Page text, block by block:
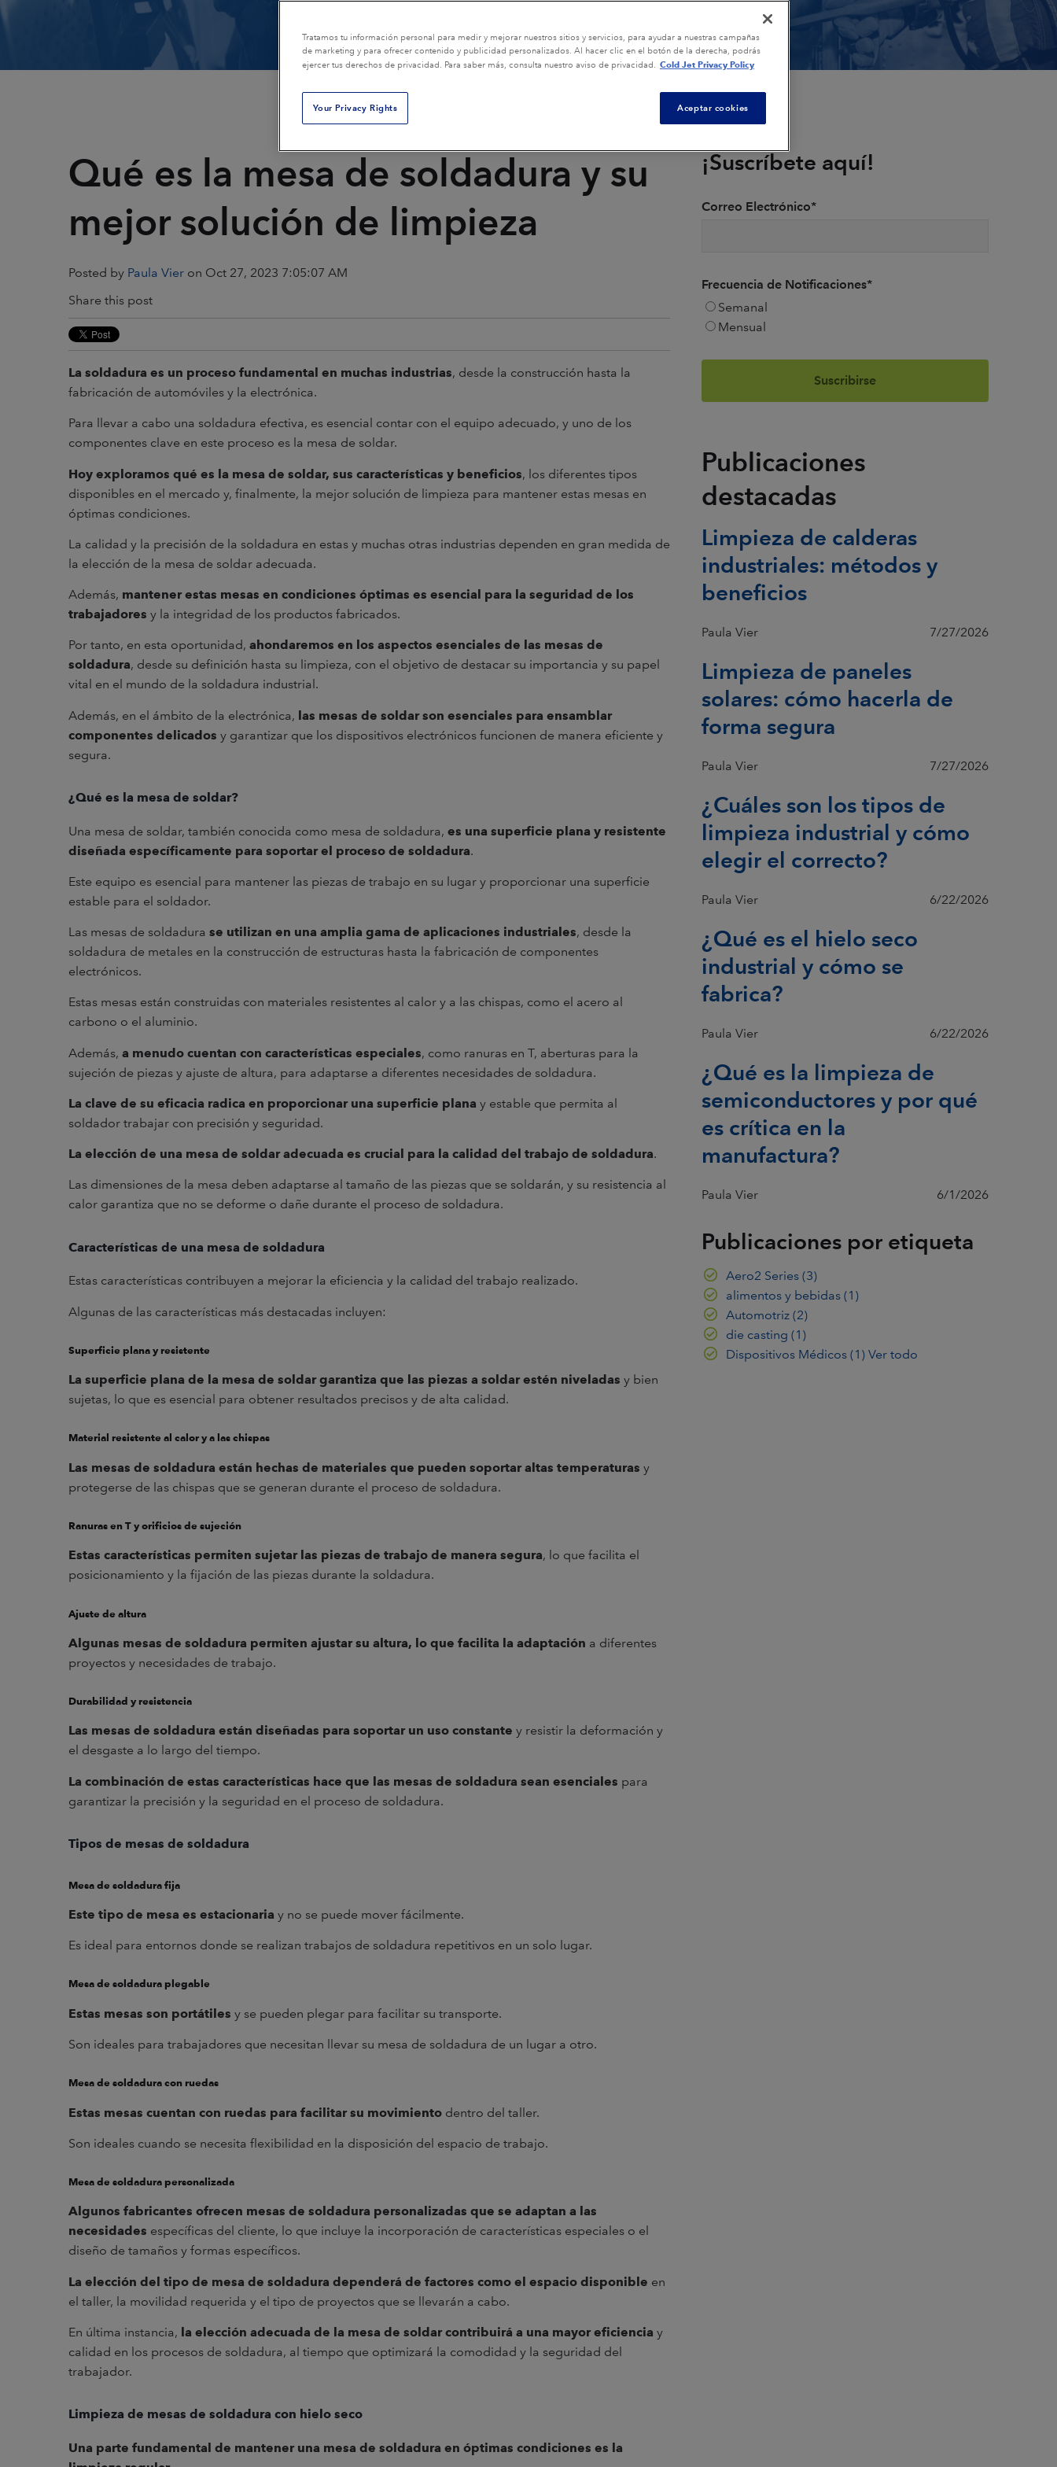
Plásticos & Composites Generación de Energía
Caucho & Llantas
Textiles
Limpieza de Core Boxes
Limpieza General de
Remediación
Qué es la mesa de soldadura y su
mejor solución de limpieza
Posted by Paula Vier on Oct 27, 2023 7:05:07 AM
Share this post
La soldadura es un proceso fundamental en muchas industrias, desde la construcción hasta la
fabricación de automóviles y la electrónica.
Para llevar a cabo una soldadura efectiva, es esencial contar con el equipo adecuado, y uno de los
componentes clave en este proceso es la mesa de soldar.
Hoy exploramos qué es la mesa de soldar, sus características y beneficios, los diferentes tipos
disponibles en el mercado y, finalmente, la mejor solución de limpieza para mantener estas mesas en
óptimas condiciones.
La calidad y la precisión de la soldadura en estas y muchas otras industrias dependen en gran medida de
la elección de la mesa de soldar adecuada.
Además, mantener estas mesas en condiciones óptimas es esencial para la seguridad de los
trabajadores y la integridad de los productos fabricados.
Por tanto, en esta oportunidad, ahondaremos en los aspectos esenciales de las mesas de
soldadura, desde su definición hasta su limpieza, con el objetivo de destacar su importancia y su papel
vital en el mundo de la soldadura industrial.
Además, en el ámbito de la electrónica, las mesas de soldar son esenciales para ensamblar
componentes delicados y garantizar que los dispositivos electrónicos funcionen de manera eficiente y
segura.
¿Qué es la mesa de soldar?
Una mesa de soldar, también conocida como mesa de soldadura, es una superficie plana y resistente
diseñada específicamente para soportar el proceso de soldadura.
Este equipo es esencial para mantener las piezas de trabajo en su lugar y proporcionar una superficie
estable para el soldador.
Las mesas de soldadura se utilizan en una amplia gama de aplicaciones industriales, desde la
soldadura de metales en la construcción de estructuras hasta la fabricación de componentes
electrónicos.
Estas mesas están construidas con materiales resistentes al calor y a las chispas, como el acero al
carbono o el aluminio.
Además, a menudo cuentan con características especiales, como ranuras en T, aberturas para la
sujeción de piezas y ajuste de altura, para adaptarse a diferentes necesidades de soldadura.
La clave de su eficacia radica en proporcionar una superficie plana y estable que permita al
soldador trabajar con precisión y seguridad.
La elección de una mesa de soldar adecuada es crucial para la calidad del trabajo de soldadura.
Las dimensiones de la mesa deben adaptarse al tamaño de las piezas que se soldarán, y su resistencia al
calor garantiza que no se deforme o dañe durante el proceso de soldadura.
Características de una mesa de soldadura
Estas características contribuyen a mejorar la eficiencia y la calidad del trabajo realizado.
Algunas de las características más destacadas incluyen:
Superficie plana y resistente
La superficie plana de la mesa de soldar garantiza que las piezas a soldar estén niveladas y bien
sujetas, lo que es esencial para obtener resultados precisos y de alta calidad.
Material resistente al calor y a las chispas
Las mesas de soldadura están hechas de materiales que pueden soportar altas temperaturas y
protegerse de las chispas que se generan durante el proceso de soldadura.
Ranuras en T y orificios de sujeción
Estas características permiten sujetar las piezas de trabajo de manera segura, lo que facilita el
posicionamiento y la fijación de las piezas durante la soldadura.
Ajuste de altura
Algunas mesas de soldadura permiten ajustar su altura, lo que facilita la adaptación a diferentes
proyectos y necesidades de trabajo.
Durabilidad y resistencia
Las mesas de soldadura están diseñadas para soportar un uso constante y resistir la deformación y
el desgaste a lo largo del tiempo.
La combinación de estas características hace que las mesas de soldadura sean esenciales para
garantizar la precisión y la seguridad en el proceso de soldadura.
Tipos de mesas de soldadura
Mesa de soldadura fija
Este tipo de mesa es estacionaria y no se puede mover fácilmente.
Es ideal para entornos donde se realizan trabajos de soldadura repetitivos en un solo lugar.
Mesa de soldadura plegable
Estas mesas son portátiles y se pueden plegar para facilitar su transporte.
Son ideales para trabajadores que necesitan llevar su mesa de soldadura de un lugar a otro.
Mesa de soldadura con ruedas
Estas mesas cuentan con ruedas para facilitar su movimiento dentro del taller.
Son ideales cuando se necesita flexibilidad en la disposición del espacio de trabajo.
Mesa de soldadura personalizada
Algunos fabricantes ofrecen mesas de soldadura personalizadas que se adaptan a las
necesidades específicas del cliente, lo que incluye la incorporación de características especiales o el
diseño de tamaños y formas específicos.
La elección del tipo de mesa de soldadura dependerá de factores como el espacio disponible en
el taller, la movilidad requerida y el tipo de proyectos que se llevarán a cabo.
En última instancia, la elección adecuada de la mesa de soldar contribuirá a una mayor eficiencia y
calidad en los procesos de soldadura, al tiempo que optimizará la comodidad y la seguridad del
trabajador.
Limpieza de mesas de soldadura con hielo seco
Una parte fundamental de mantener una mesa de soldadura en óptimas condiciones es la
¡Suscríbete aquí!
Correo Electrónico*
Frecuencia de Notificaciones*
Semanal
Mensual
Publicaciones
destacadas
Limpieza de calderas
industriales: métodos y
beneficios
Paula Vier 7/27/2026
Limpieza de paneles
solares: cómo hacerla de
forma segura
Paula Vier 7/27/2026
¿Cuáles son los tipos de
limpieza industrial y cómo
elegir el correcto?
Paula Vier 6/22/2026
¿Qué es el hielo seco
industrial y cómo se
fabrica?
Paula Vier 6/22/2026
¿Qué es la limpieza de
semiconductores y por qué
es crítica en la
manufactura?
Paula Vier 6/1/2026
Publicaciones por etiqueta
Aero2 Series (3)
alimentos y bebidas (1)
Automotriz (2)
die casting (1)
Dispositivos Médicos (1) Ver todo
Tratamos tu información personal para medir y mejorar nuestros sitios y servicios, para ayudar a nuestras campañas
de marketing y para ofrecer contenido y publicidad personalizados. Al hacer clic en el botón de la derecha, podrás
ejercer tus derechos de privacidad. Para saber más, consulta nuestro aviso de privacidad. Cold Jet Privacy Policy
Your Privacy Rights Aceptar cookies